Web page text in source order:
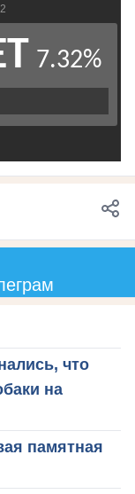
что
на
памятная